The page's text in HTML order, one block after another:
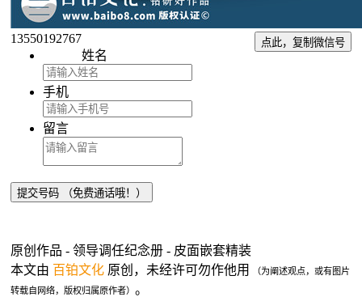
13550192767 点此，复制微信号
姓名
手机
留言
原创作品 - 领导调任纪念册 - 皮面嵌套精装
本文由 百铂文化 原创，未经许可勿作他用
（为阐述观点，或有图片
转载自网络，版权归属原作者） 。